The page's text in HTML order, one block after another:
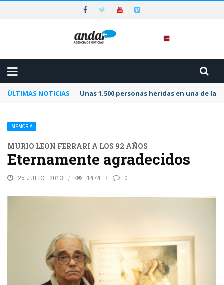
ÚLTIMAS NOTICIAS Unas 1.500 personas heridas en una de
MEMORIA
MURIO LEON FERRARI A LOS 92 AÑOS
Eternamente agradecidos
25 JULIO, 2013 1474 0